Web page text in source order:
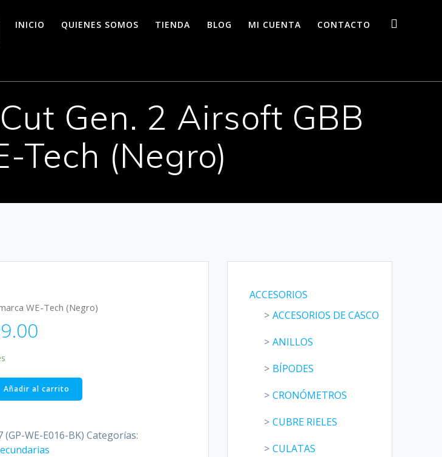
INICIO QUIENES SOMOS TIENDA BLOG MI CUENTA CONTACTO
Gen. 2 Airsoft GBB
Tech (Negro)
WE-Tech (Negro)
Añadir al carrito
(GP-WE-E016-BK) Categorías:
ACCESORIOS
ACCESORIOS DE CASCO
ANILLOS
BÍPODES
CRONÓMETROS
CUBRE RIELES
CULATAS